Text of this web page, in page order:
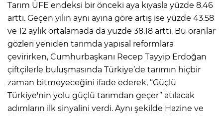
Tarım ÜFE endeksi bir önceki aya kıyasla yüzde 8.46
arttı. Geçen yılın aynı ayına göre artış ise yüzde 43.58
ve 12 aylık ortalamada da yüzde 38.18 arttı. Bu oranlar
gözleri yeniden tarımda yapısal reformlara
çevirirken, Cumhurbaşkanı Recep Tayyip Erdoğan
çiftçilerle buluşmasında Türkiye’de tarımın hiçbir
zaman bitmeyeceğini ifade ederek, “Güçlü
Türkiye'nin yolu güçlü tarımdan geçer” atılacak
adımların ilk sinyalini verdi. Aynı şekilde Hazine ve